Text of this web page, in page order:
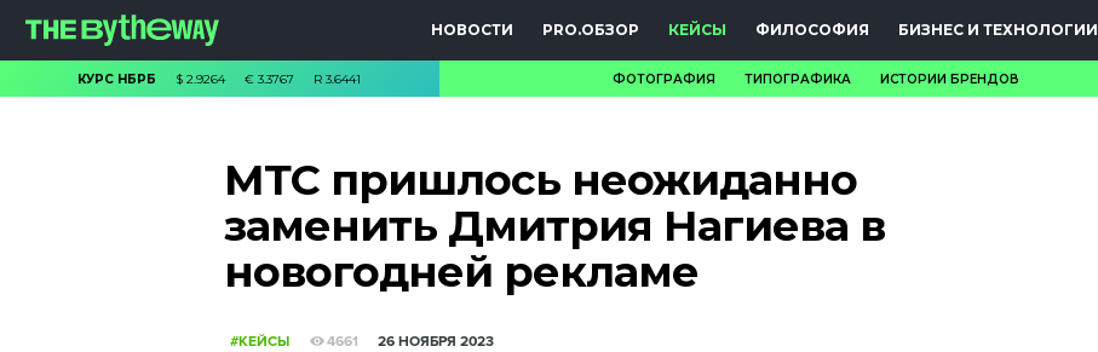
НОВОСТИ PRO.ОБЗОР КЕЙСЫ ФИЛОСОФИЯ БИЗНЕС И ТЕХНОЛОГИИ
КУРС НБРБ $ 2.9264 € 3.3767 R 3.6441 ФОТОГРАФИЯ ТИПОГРАФИКА ИСТОРИИ БРЕНДОВ
МТС пришлось неожиданно
заменить Дмитрия Нагиева в
новогодней рекламе
#КЕЙСЫ 4661 26 НОЯБРЯ 2023
PRO.ОБЗОР
КЕЙСЫ